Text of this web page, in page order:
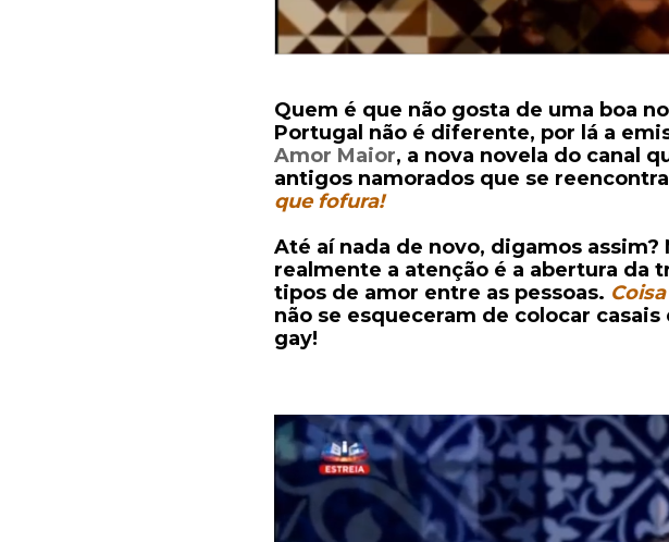
Quem é que não gosta de uma boa
Portugal não é diferente, por lá a
Amor Maior, a nova novela do canal
antigos namorados que se
que fofura!
Até aí nada de novo, digamos assim?
realmente a atenção é a abertura da
tipos de amor entre as pessoas.
não se esqueceram de colocar
gay!